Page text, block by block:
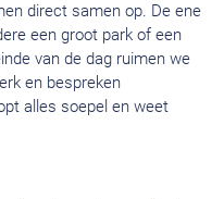
direct samen op. De ene
een groot park of een
van de dag ruimen we
en bespreken
alles soepel en weet